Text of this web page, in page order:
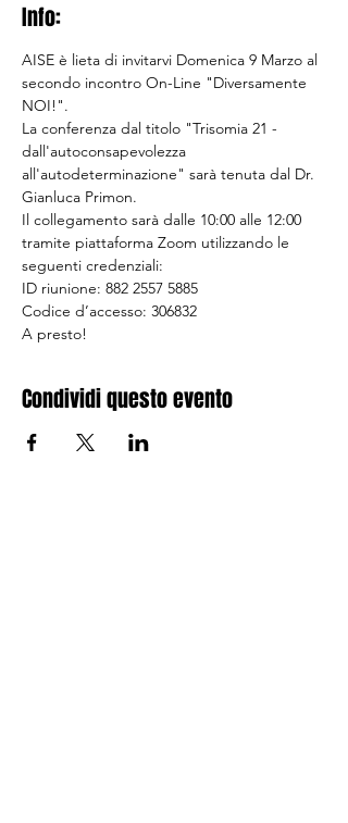
Info:
AISE è lieta di invitarvi Domenica 9 Marzo al
secondo incontro On-Line "Diversamente
NOI!".
La conferenza dal titolo "Trisomia 21 -
dall'autoconsapevolezza
all'autodeterminazione" sarà tenuta dal Dr.
Gianluca Primon.
Il collegamento sarà dalle 10:00 alle 12:00
tramite piattaforma Zoom utilizzando le
seguenti credenziali:
ID riunione: 882 2557 5885
Codice d’accesso: 306832
A presto!
Condividi questo evento